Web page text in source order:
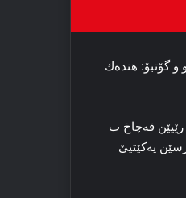
و گۆتبۆ: ھندەك
قەچاخ ب
یەكێتیێ